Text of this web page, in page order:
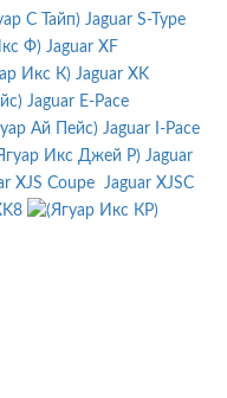
Jaguar S-Type
Jaguar XF
Jaguar XK
Jaguar E-Pace
Jaguar I-Pace
Jaguar
XJS Coupe Jaguar XJSC